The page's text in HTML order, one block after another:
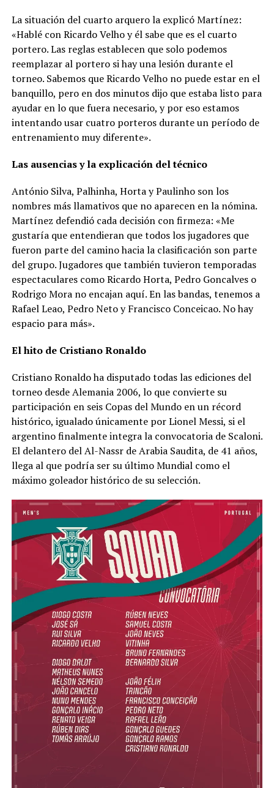
La situación del cuarto arquero la explicó Martínez:
«Hablé con Ricardo Velho y él sabe que es el cuarto
portero. Las reglas establecen que solo podemos
reemplazar al portero si hay una lesión durante el
torneo. Sabemos que Ricardo Velho no puede estar en el
banquillo, pero en dos minutos dijo que estaba listo para
ayudar en lo que fuera necesario, y por eso estamos
intentando usar cuatro porteros durante un período de
entrenamiento muy diferente».
Las ausencias y la explicación del técnico
António Silva, Palhinha, Horta y Paulinho son los
nombres más llamativos que no aparecen en la nómina.
Martínez defendió cada decisión con firmeza: «Me
gustaría que entendieran que todos los jugadores que
fueron parte del camino hacia la clasificación son parte
del grupo. Jugadores que también tuvieron temporadas
espectaculares como Ricardo Horta, Pedro Goncalves o
Rodrigo Mora no encajan aquí. En las bandas, tenemos a
Rafael Leao, Pedro Neto y Francisco Conceicao. No hay
espacio para más».
El hito de Cristiano Ronaldo
Cristiano Ronaldo ha disputado todas las ediciones del
torneo desde Alemania 2006, lo que convierte su
participación en seis Copas del Mundo en un récord
histórico, igualado únicamente por Lionel Messi, si el
argentino finalmente integra la convocatoria de Scaloni.
El delantero del Al-Nassr de Arabia Saudita, de 41 años,
llega al que podría ser su último Mundial como el
máximo goleador histórico de su selección.